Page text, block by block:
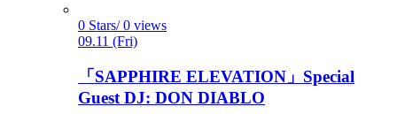
0 Stars/ 0 views
09.11 (Fri)
「SAPPHIRE ELEVATION」Special
Guest DJ: DON DIABLO